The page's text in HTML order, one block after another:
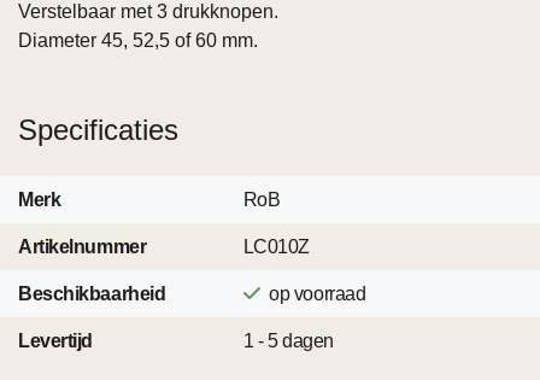
Verstelbaar met 3 drukknopen.
Diameter 45, 52,5 of 60 mm.
Specificaties
Merk RoB
Artikelnummer LC010Z
Beschikbaarheid op voorraad
Levertijd 1 - 5 dagen